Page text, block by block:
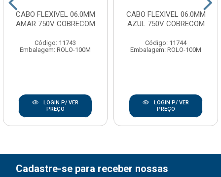
CABO FLEXIVEL 06.0MM
AMAR 750V COBRECOM
Código: 11743
Embalagem: ROLO-100M
LOGIN P/ VER
PREÇO
CABO FLEXIVEL 06.0MM
AZUL 750V COBRECOM
Código: 11744
Embalagem: ROLO-100M
LOGIN P/ VER
PREÇO
Cadastre-se para receber nossas